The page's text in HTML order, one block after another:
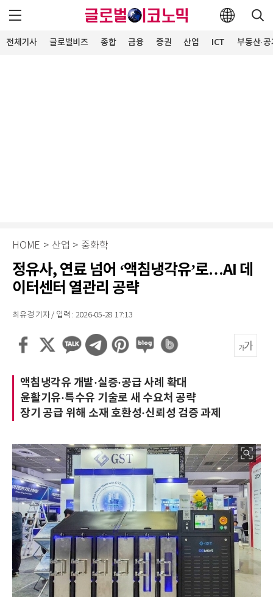
전체기사 글로벌비즈 종합 금융 증권 산업 ICT 부동산·
HOME > 산업 > 중화학
정유사, 연료 넘어 ‘액침냉각유’로…AI 데
이터센터 열관리 공략
최유경 기자 / 입력 : 2026-05-28 17:13
액침냉각유 개발·실증·공급 사례 확대
윤활기유·특수유 기술로 새 수요처 공략
장기 공급 위해 소재 호환성·신뢰성 검증 과제